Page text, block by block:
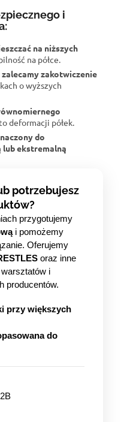
i
na niższych
na półce.
zakotwiczenie
o wyższych
deformacji półek.
do
lub ekstremalną
potrzebujesz
przygotujemy
i pomożemy
Oferujemy
oraz inne
i
producentów.
przy większych
do